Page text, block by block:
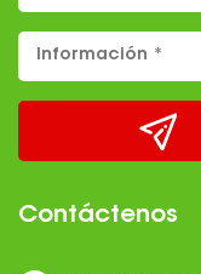
Contáctenos